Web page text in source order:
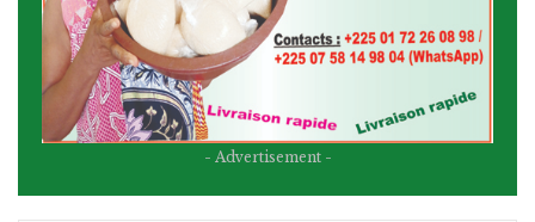
- Advertisement -